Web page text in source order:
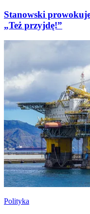
Stanowski
„Też przyjdę!”
Polityka